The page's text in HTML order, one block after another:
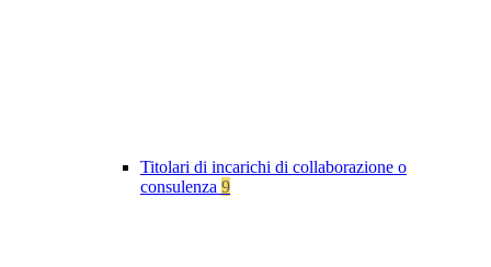
Titolari di incarichi di collaborazione o
consulenza 9